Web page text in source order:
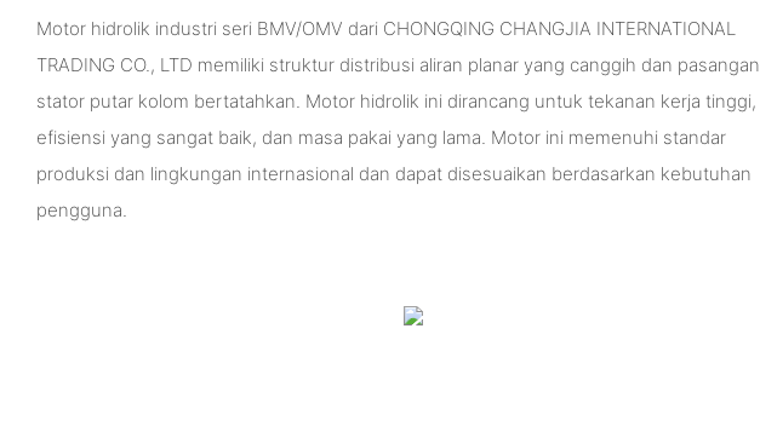
Motor hidrolik industri seri BMV/OMV dari CHONGQING CHANGJIA INTERNATIONAL
TRADING CO., LTD memiliki struktur distribusi aliran planar yang canggih dan pasangan
stator putar kolom bertatahkan. Motor hidrolik ini dirancang untuk tekanan kerja tinggi,
efisiensi yang sangat baik, dan masa pakai yang lama. Motor ini memenuhi standar
produksi dan lingkungan internasional dan dapat disesuaikan berdasarkan kebutuhan
pengguna.